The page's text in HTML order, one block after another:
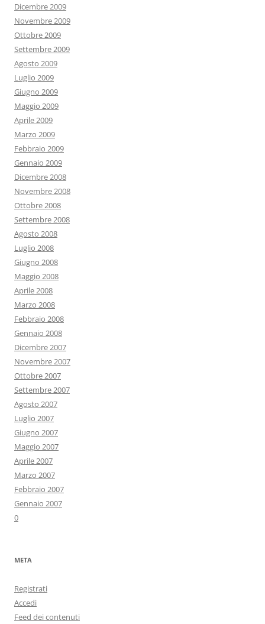
Dicembre 2009
Novembre 2009
Ottobre 2009
Settembre 2009
Agosto 2009
Luglio 2009
Giugno 2009
Maggio 2009
Aprile 2009
Marzo 2009
Febbraio 2009
Gennaio 2009
Dicembre 2008
Novembre 2008
Ottobre 2008
Settembre 2008
Agosto 2008
Luglio 2008
Giugno 2008
Maggio 2008
Aprile 2008
Marzo 2008
Febbraio 2008
Gennaio 2008
Dicembre 2007
Novembre 2007
Ottobre 2007
Settembre 2007
Agosto 2007
Luglio 2007
Giugno 2007
Maggio 2007
Aprile 2007
Marzo 2007
Febbraio 2007
Gennaio 2007
0
META
Registrati
Accedi
Feed dei contenuti